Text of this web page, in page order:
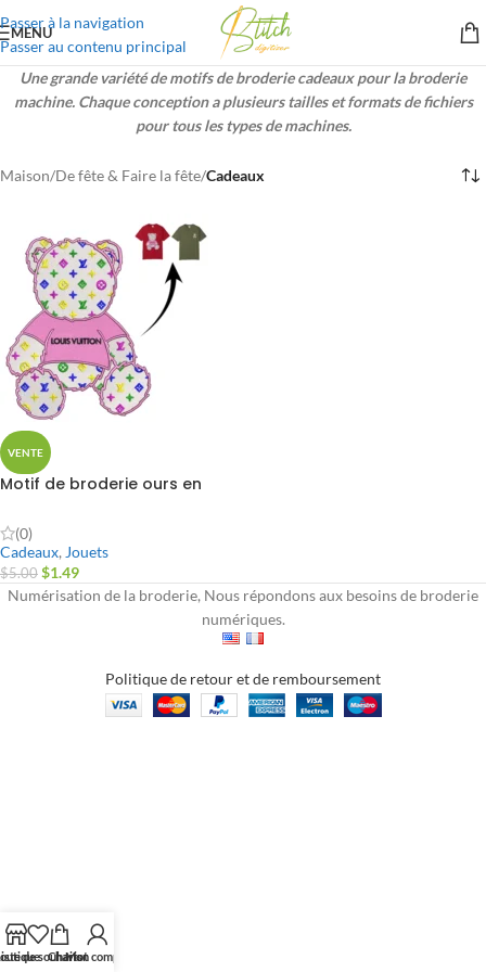
Passer à la navigation
Passer au contenu principal
MENU
Une grande variété de motifs de broderie cadeaux pour la broderie
machine. Chaque conception a plusieurs tailles et formats de fichiers
pour tous les types de machines.
Maison/De fête & Faire la fête/Cadeaux
VENTE
Motif de broderie ours en
(0)
Cadeaux, Jouets
$5.00 $1.49
Numérisation de la broderie, Nous répondons aux besoins de broderie
numériques.
Politique de retour et de remboursement
de souhaits
Chariot
Mon compte